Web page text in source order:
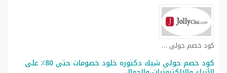
كود خصم جولي شيك كوبون
كود خصم جولي شيك دكتوره خلود خصومات حتى 80٪ على